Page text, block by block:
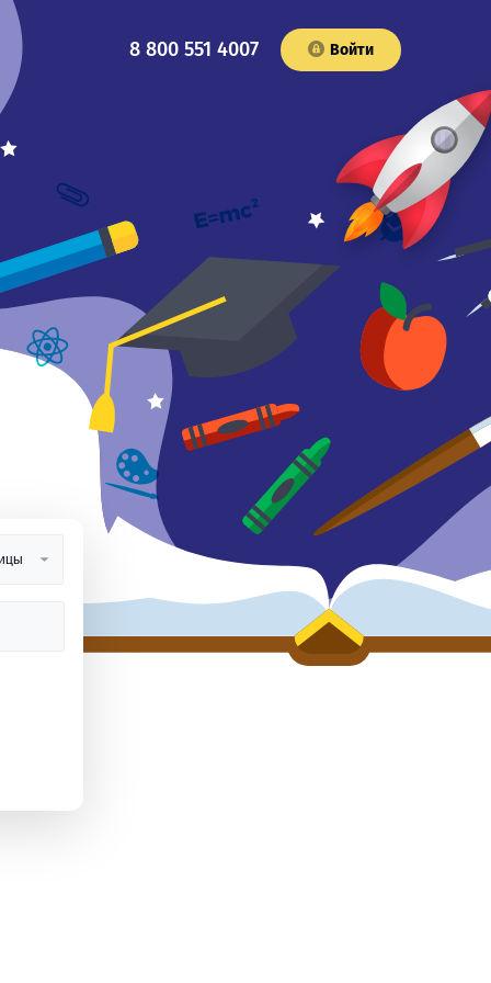
8 800 551 4007 Войти